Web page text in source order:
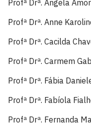
Profª Drª. Angela
Profª Drª. Anne
Profª Drª. Cacilda
Profª Drª. Carmem
Profª Drª. Fábia
Profª Drª. Fabíola
Profª Drª. Fernanda